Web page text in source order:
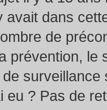
avait dans
de
prévention, le
surveillance
eu ? Pas de